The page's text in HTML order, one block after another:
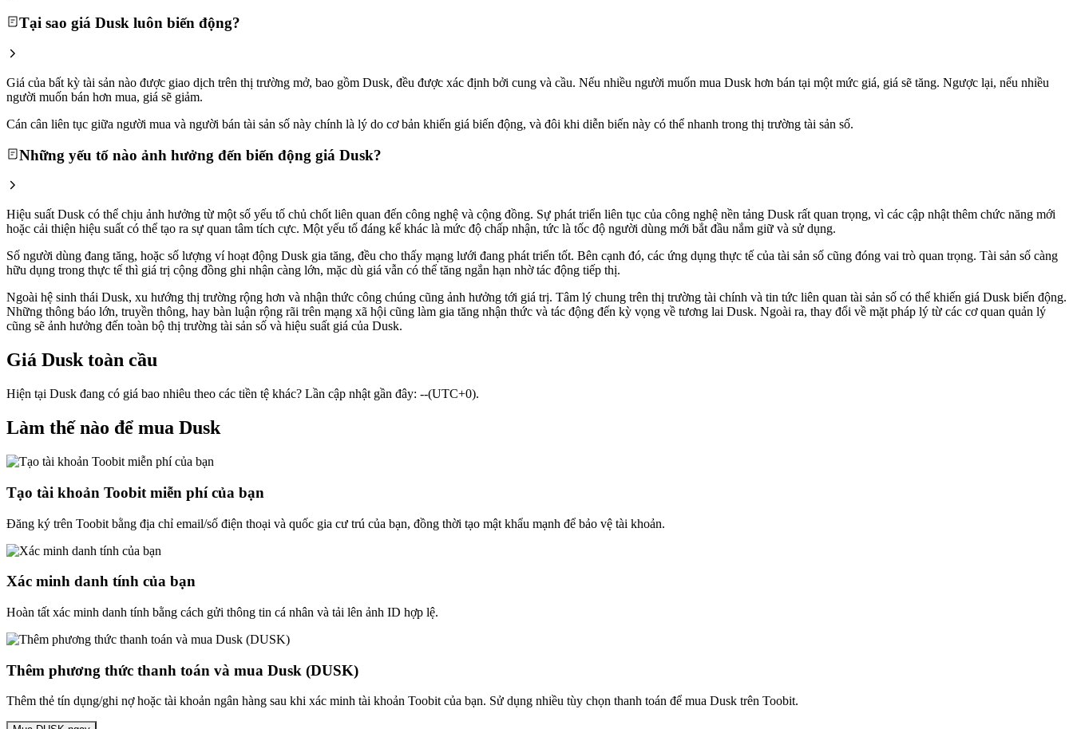
Tại sao giá Dusk luôn biến động?
Giá của bất kỳ tài sản nào được giao dịch trên thị trường mở, bao gồm Dusk, đều được xác định bởi cung và cầu. Nếu nhiều người muốn mua Dusk hơn bán tại một mức giá, giá sẽ tăng. Ngược lại, nếu nhiều
người muốn bán hơn mua, giá sẽ giảm.
Cán cân liên tục giữa người mua và người bán tài sản số này chính là lý do cơ bản khiến giá biến động, và đôi khi diễn biến này có thể nhanh trong thị trường tài sản số.
Những yếu tố nào ảnh hưởng đến biến động giá Dusk?
Hiệu suất Dusk có thể chịu ảnh hưởng từ một số yếu tố chủ chốt liên quan đến công nghệ và cộng đồng. Sự phát triển liên tục của công nghệ nền tảng Dusk rất quan trọng, vì các cập nhật thêm chức năng mới
hoặc cải thiện hiệu suất có thể tạo ra sự quan tâm tích cực. Một yếu tố đáng kể khác là mức độ chấp nhận, tức là tốc độ người dùng mới bắt đầu nắm giữ và sử dụng.
Số người dùng đang tăng, hoặc số lượng ví hoạt động Dusk gia tăng, đều cho thấy mạng lưới đang phát triển tốt. Bên cạnh đó, các ứng dụng thực tế của tài sản số cũng đóng vai trò quan trọng. Tài sản số càng
hữu dụng trong thực tế thì giá trị cộng đồng ghi nhận càng lớn, mặc dù giá vẫn có thể tăng ngắn hạn nhờ tác động tiếp thị.
Ngoài hệ sinh thái Dusk, xu hướng thị trường rộng hơn và nhận thức công chúng cũng ảnh hưởng tới giá trị. Tâm lý chung trên thị trường tài chính và tin tức liên quan tài sản số có thể khiến giá Dusk biến động.
Những thông báo lớn, truyền thông, hay bàn luận rộng rãi trên mạng xã hội cũng làm gia tăng nhận thức và tác động đến kỳ vọng về tương lai Dusk. Ngoài ra, thay đổi về mặt pháp lý từ các cơ quan quản lý
cũng sẽ ảnh hưởng đến toàn bộ thị trường tài sản số và hiệu suất giá của Dusk.
Giá Dusk toàn cầu
Hiện tại Dusk đang có giá bao nhiêu theo các tiền tệ khác? Lần cập nhật gần đây: --(UTC+0).
Làm thế nào để mua Dusk
Tạo tài khoản Toobit miễn phí của bạn
Đăng ký trên Toobit bằng địa chỉ email/số điện thoại và quốc gia cư trú của bạn, đồng thời tạo mật khẩu mạnh để bảo vệ tài khoản.
Xác minh danh tính của bạn
Hoàn tất xác minh danh tính bằng cách gửi thông tin cá nhân và tải lên ảnh ID hợp lệ.
Thêm phương thức thanh toán và mua Dusk (DUSK)
Thêm thẻ tín dụng/ghi nợ hoặc tài khoản ngân hàng sau khi xác minh tài khoản Toobit của bạn. Sử dụng nhiều tùy chọn thanh toán để mua Dusk trên Toobit.